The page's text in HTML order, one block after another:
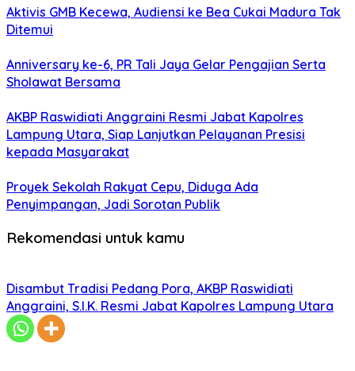
Aktivis GMB Kecewa, Audiensi ke Bea Cukai Madura Tak
Ditemui
Anniversary ke-6, PR Tali Jaya Gelar Pengajian Serta
Sholawat Bersama
AKBP Raswidiati Anggraini Resmi Jabat Kapolres
Lampung Utara, Siap Lanjutkan Pelayanan Presisi
kepada Masyarakat
Proyek Sekolah Rakyat Cepu, Diduga Ada
Penyimpangan, Jadi Sorotan Publik
Rekomendasi untuk kamu
Disambut Tradisi Pedang Pora, AKBP Raswidiati
Anggraini, S.I.K. Resmi Jabat Kapolres Lampung Utara